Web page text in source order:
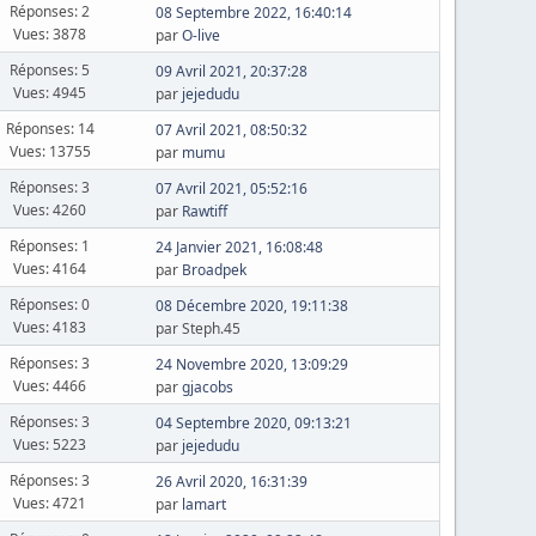
Réponses: 2
Vues: 3878
08 Septembre 2022, 16:40:14
parO-live
Réponses: 5
Vues: 4945
09 Avril 2021, 20:37:28
par jejedudu
Réponses: 14
Vues: 13755
07 Avril 2021, 08:50:32
par mumu
Réponses: 3
Vues: 4260
07 Avril 2021, 05:52:16
par Rawtiff
Réponses: 1
Vues: 4164
24 Janvier 2021, 16:08:48
par Broadpek
Réponses: 0
Vues: 4183
08 Décembre 2020, 19:11:38
par Steph.45
Réponses: 3
Vues: 4466
24 Novembre 2020, 13:09:29
pargjacobs
Réponses: 3
Vues: 5223
04 Septembre 2020, 09:13:21
par jejedudu
Réponses: 3
Vues: 4721
26 Avril 2020, 16:31:39
par lamart